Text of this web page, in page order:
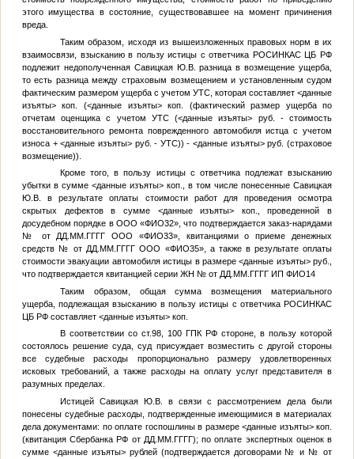
этого имущества в состояние, существовавшее на момент причинения
вреда.
Таким образом, исходя из вышеизложенных правовых норм в их
взаимосвязи, взысканию в пользу истицы с ответчика РОСИНКАС ЦБ РФ
подлежит недополученная Савицкая Ю.В.разница в возмещение ущерба,
то есть разница между страховым возмещением и установленным судом
фактическим размером ущерба с учетом УТС, которая составляет<данные
изъяты>коп. (<данные изъяты>коп. (фактический размер ущерба по
отчетам оценщика с учетом УТС (<данные изъяты> руб. - стоимость
восстановительного ремонта поврежденного автомобиля истца с учетом
износа +<данные изъяты>руб. - УТС)) -<данные изъяты>руб. (страховое
возмещение)).
Кроме того, в пользу истицы с ответчика подлежат взысканию
убытки в сумме <данные изъяты> коп., в том числе понесенныеСавицкая
Ю.В.в результате оплаты стоимости работ для проведения осмотра
скрытых дефектов в сумме <данные изъяты> коп., проведенной в
досудебном порядке в ООО «ФИО32», что подтверждается заказ-нарядами
№
от ДД.ММ.ГГГГ ООО «ФИО33», квитанциями о приеме денежных
средств № от ДД.ММ.ГГГГ ООО «ФИО35», а также в результате оплаты
стоимости эвакуации автомобиля истицы в размере<данные изъяты>руб.,
что подтверждается квитанцией серии ЖН №от ДД.ММ.ГГГГИП ФИО14
Таким образом, общая сумма возмещения материального
ущерба, подлежащая взысканию в пользу истицы с ответчика РОСИНКАС
ЦБ РФ составляет <данные изъяты>коп.
В соответствии со ст.98, 100 ГПК РФ стороне, в пользу которой
состоялось решение суда, суд присуждает возместить с другой стороны
все судебные расходы пропорционально размеру удовлетворенных
исковых требований, а также расходы на оплату услуг представителя в
разумных пределах.
Истицей Савицкая Ю.В.в связи с рассмотрением дела были
понесены судебные расходы, подтвержденные имеющимися в материалах
дела документами: по оплате госпошлины в размере<данные изъяты>коп.
(квитанция Сбербанка РФ от ДД.ММ.ГГГГ); по оплате экспертных оценок в
сумме <данные изъяты>рублей (подтверждается договорами № и № от